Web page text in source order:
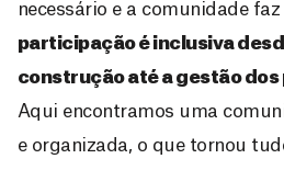
necessário e a comunidade faz
participação é inclusiva
construção até a gestão dos
Aqui encontramos uma
e organizada, o que tornou